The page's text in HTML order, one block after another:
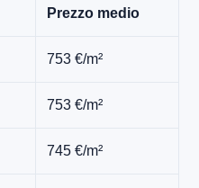
Prezzo medio
753 €/m²
753 €/m²
745 €/m²